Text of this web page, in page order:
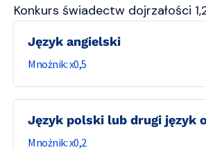
Konkurs świadectw dojrzałości
Język angielski
0,5
Język polski lub drugi język
0,2